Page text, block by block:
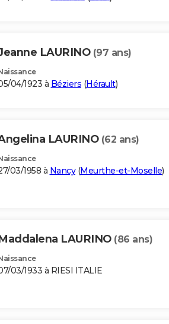
LAURINO (97 ans)
04/1923 à Béziers (Hérault)
LAURINO (62 ans)
03/1958 à Nancy(Meurthe-et-Moselle)
LAURINO (86 ans)
03/1933 à RIESI ITALIE